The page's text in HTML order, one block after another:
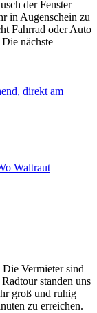
der Fenster
in Augenschein zu
Fahrrad oder Auto
nächste
direkt am
Waltraut
Vermieter sind
standen uns
groß und ruhig
zu erreichen.